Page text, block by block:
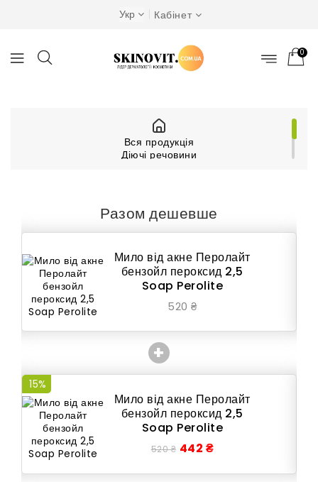
Укр Кабінет
0
Вся продукція
Діючі речовини
Разом дешевше
Мило від акне Перолайт
бензойл пероксид 2,5
Soap Perolite
520 ₴
+
15%
Мило від акне Перолайт
бензойл пероксид 2,5
Soap Perolite
520 ₴ 442 ₴